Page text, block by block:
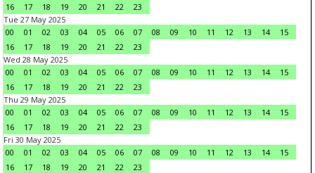
16
17 18 19 20 21 22
23
Tue 27 May 2025
00
01 02 03 04 05 06 07 08 09 10 11 12 13 14
15
16
17 18 19 20 21 22
23
Wed 28 May 2025
00
01 02 03 04 05 06 07 08 09 10 11 12 13 14
15
16
17 18 19 20 21 22
23
Thu 29 May 2025
00
01 02 03 04 05 06 07 08 09 10 11 12 13 14
15
16
17 18 19 20 21 22
23
Fri 30 May 2025
00
01 02 03 04 05 06 07 08 09 10 11 12 13 14
15
16
17 18 19 20 21 22
23